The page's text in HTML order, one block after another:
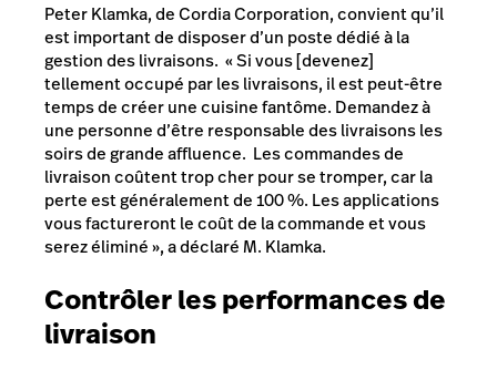
Peter Klamka, de Cordia Corporation, convient qu’il
est important de disposer d’un poste dédié à la
gestion des livraisons. « Si vous [devenez]
tellement occupé par les livraisons, il est peut-être
temps de créer une cuisine fantôme. Demandez à
une personne d’être responsable des livraisons les
soirs de grande affluence. Les commandes de
livraison coûtent trop cher pour se tromper, car la
perte est généralement de 100 %. Les applications
vous factureront le coût de la commande et vous
serez éliminé », a déclaré M. Klamka.
Contrôler les performances de
livraison